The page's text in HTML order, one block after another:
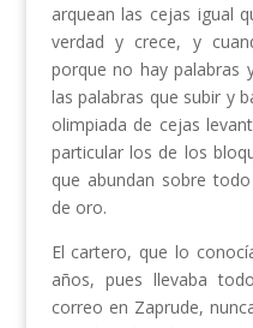
arquean las cejas igual
verdad y crece, y
porque no hay palabras
las palabras que subir y
olimpiada de cejas
particular los de los
que abundan sobre
de oro.
El cartero, que lo
años, pues llevaba
correo en Zaprude,